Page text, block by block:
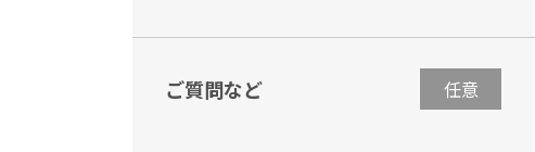
ご質問など 任意